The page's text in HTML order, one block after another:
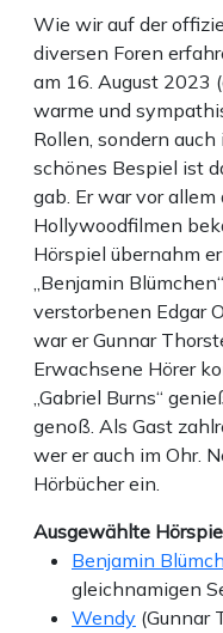
Wie wir auf der
diversen Foren
am 16. August 2023
warme und
Rollen, sondern
schönes Bespiel ist
gab. Er war vor
Hollywoodfilmen
Hörspiel übernahm
„Benjamin
verstorbenen Edgar
war er Gunnar
Erwachsene Hörer
„Gabriel Burns“
genoß. Als Gast
wer er auch im Ohr.
Hörbücher ein.
Ausgewählte
Benjamin
gleichnamigen
Wendy (Gunnar